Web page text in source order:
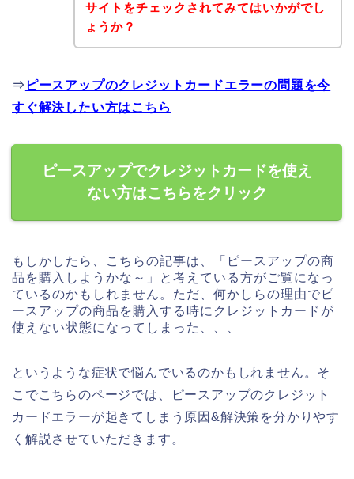
サイトをチェックされてみてはいかがでし
ょうか？
⇒ ピースアップのクレジットカードエラーの問題を今
すぐ解決したい方はこちら
ピースアップでクレジットカードを使え
ない方はこちらをクリック
もしかしたら、こちらの記事は、「ピースアップの商
品を購入しようかな～」と考えている方がご覧になっ
ているのかもしれません。ただ、何かしらの理由でピ
ースアップの商品を購入する時にクレジットカードが
使えない状態になってしまった、、、
というような症状で悩んでいるのかもしれません。そ
こでこちらのページでは、ピースアップのクレジット
カードエラーが起きてしまう原因&解決策を分かりやす
く解説させていただきます。